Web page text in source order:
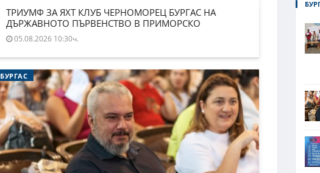
ТРИУМФ ЗА ЯХТ КЛУБ ЧЕРНОМОРЕЦ БУРГАС НА
ДЪРЖАВНОТО ПЪРВЕНСТВО В ПРИМОРСКО
05.08.2026 10:30ч.
БУРГАС